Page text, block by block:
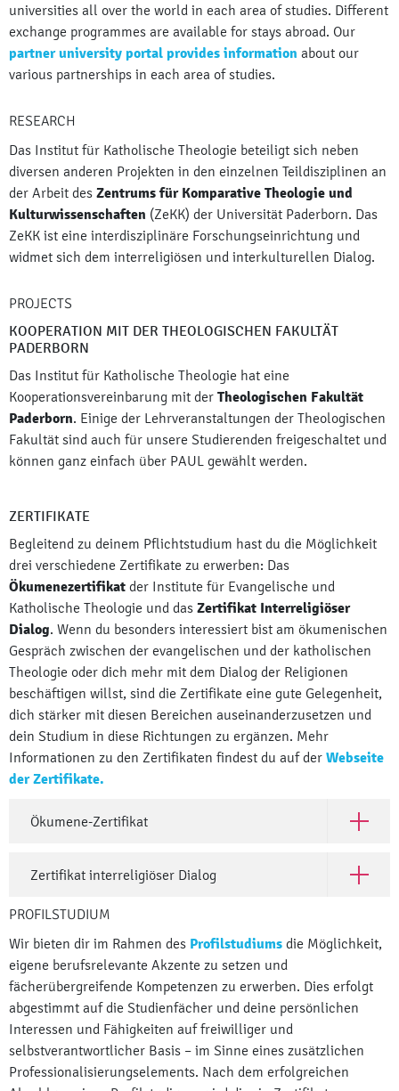
universities all over the world in each area of studies. Different
exchange programmes are available for stays abroad. Our
partner university portal provides information about our
various partnerships in each area of studies.
RESEARCH
Das Institut für Katholische Theologie beteiligt sich neben
diversen anderen Projekten in den einzelnen Teildisziplinen an
der Arbeit des Zentrums für Komparative Theologie und
Kulturwissenschaften (ZeKK) der Universität Paderborn. Das
ZeKK ist eine interdisziplinäre Forschungseinrichtung und
widmet sich dem interreligiösen und interkulturellen Dialog.
PROJECTS
KOOPERATION MIT DER THEOLOGISCHEN FAKULTÄT
PADERBORN
Das Institut für Katholische Theologie hat eine
Kooperationsvereinbarung mit der Theologischen Fakultät
Paderborn. Einige der Lehrveranstaltungen der Theologischen
Fakultät sind auch für unsere Studierenden freigeschaltet und
können ganz einfach über PAUL gewählt werden.
ZERTIFIKATE
Begleitend zu deinem Pflichtstudium hast du die Möglichkeit
drei verschiedene Zertifikate zu erwerben: Das
Ökumenezertifikat der Institute für Evangelische und
Katholische Theologie und das Zertifikat Interreligiöser
Dialog. Wenn du besonders interessiert bist am ökumenischen
Gespräch zwischen der evangelischen und der katholischen
Theologie oder dich mehr mit dem Dialog der Religionen
beschäftigen willst, sind die Zertifikate eine gute Gelegenheit,
dich stärker mit diesen Bereichen auseinanderzusetzen und
dein Studium in diese Richtungen zu ergänzen. Mehr
Informationen zu den Zertifikaten findest du auf der Webseite
der Zertifikate.
Ökumene-Zertifikat Open
Zertifikat interreligiöser Dialog Open
PROFILSTUDIUM
Wir bieten dir im Rahmen des Profilstudiums die Möglichkeit,
eigene berufsrelevante Akzente zu setzen und
fächerübergreifende Kompetenzen zu erwerben. Dies erfolgt
abgestimmt auf die Studienfächer und deine persönlichen
Interessen und Fähigkeiten auf freiwilliger und
selbstverantwortlicher Basis – im Sinne eines zusätzlichen
Professionalisierungselements. Nach dem erfolgreichen